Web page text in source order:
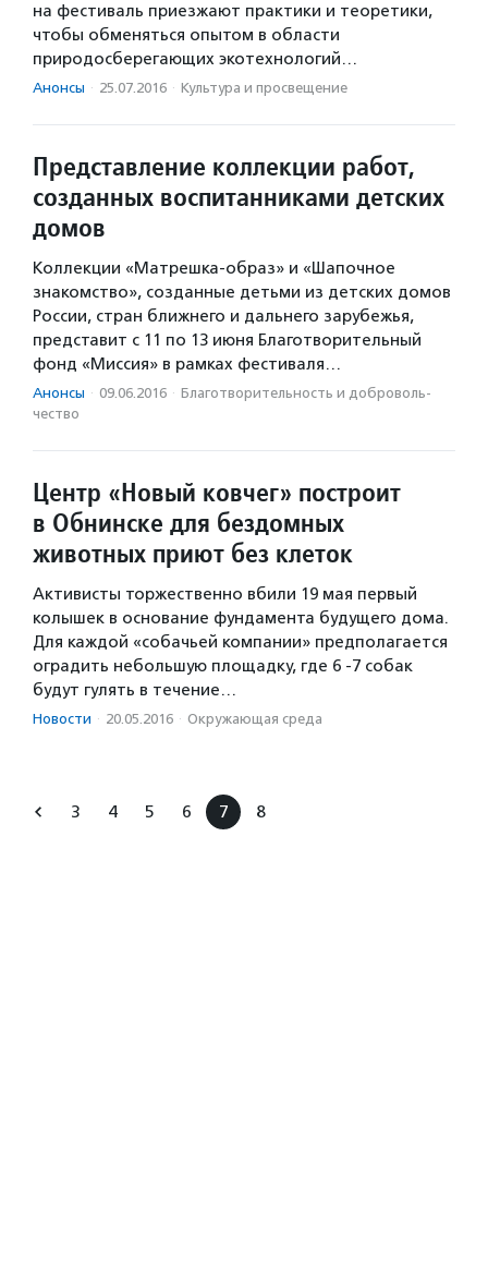
на фестиваль приезжают практики и теоретики,
чтобы обменяться опытом в области
природосберегающих экотехнологий…
Анонсы · 25.07.2016 · Культура и просвещение
Представление коллекции работ,
созданных воспитанниками детских
домов
Коллекции «Матрешка-образ» и «Шапочное
знакомство», созданные детьми из детских домов
России, стран ближнего и дальнего зарубежья,
представит с 11 по 13 июня Благотворительный
фонд «Миссия» в рамках фестиваля…
Анонсы · 09.06.2016 · Благотвори­тель­ность и доброволь­
чест­во
Центр «Новый ковчег» построит
в Обнинске для бездомных
животных приют без клеток
Активисты торжественно вбили 19 мая первый
колышек в основание фундамента будущего дома.
Для каждой «собачьей компании» предполагается
оградить небольшую площадку, где 6 -7 собак
будут гулять в течение…
Новости · 20.05.2016 · Окружающая среда
3 4 5 6 7 8